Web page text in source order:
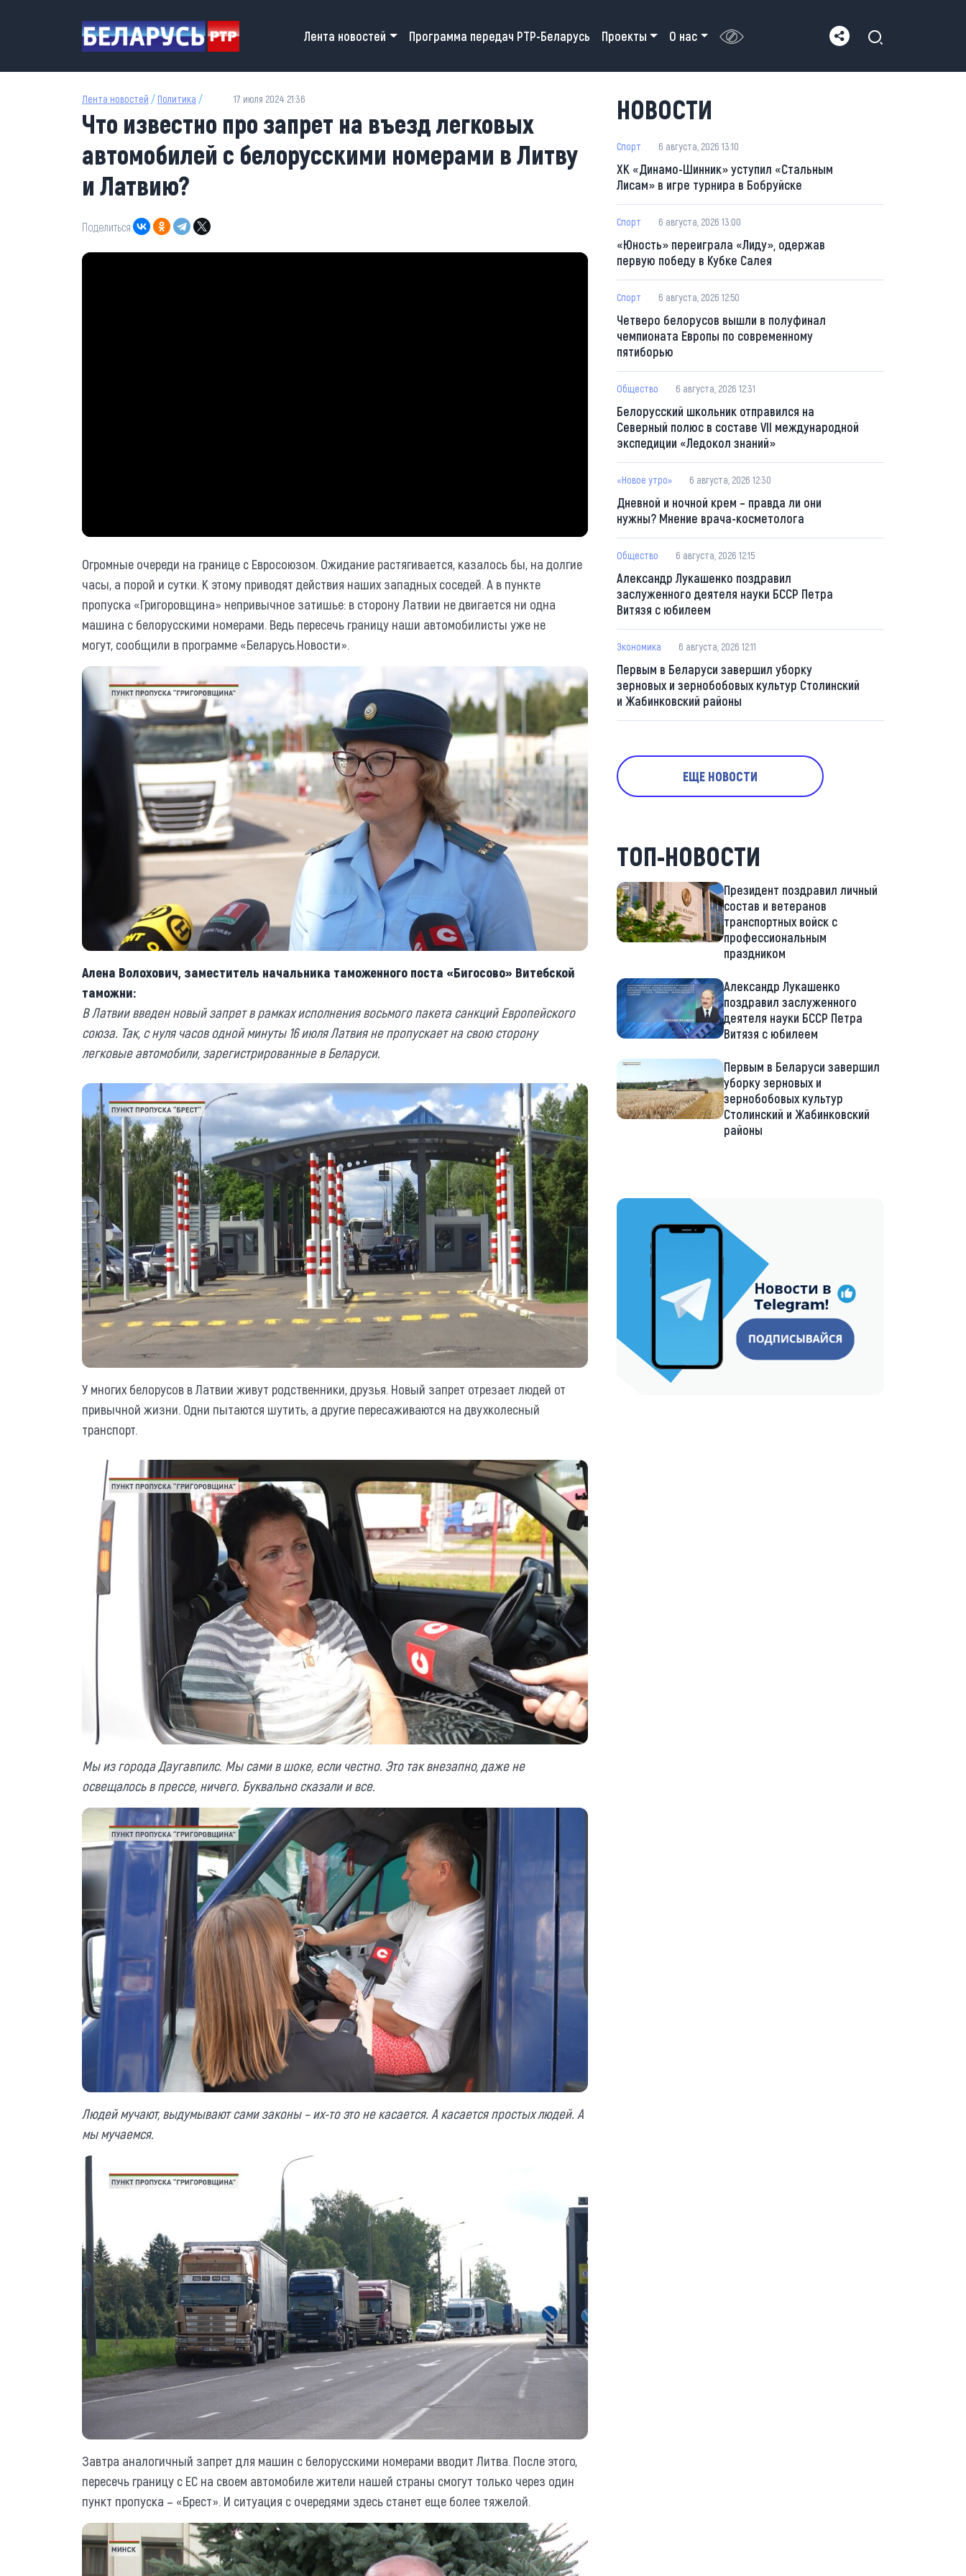
Main navigation
Лента новостей Программа передач РТР-Беларусь Проекты О нас
Лента новостей / Политика / 17 июля 2024 21:36
Что известно про запрет на въезд легковых
автомобилей с белорусскими номерами в Литву
и Латвию?
Поделиться:
Огромные очереди на границе с Евросоюзом. Ожидание растягивается, казалось бы, на долгие
часы, а порой и сутки. К этому приводят действия наших западных соседей. А в пункте
пропуска «Григоровщина» непривычное затишье: в сторону Латвии не двигается ни одна
машина с белорусскими номерами. Ведь пересечь границу наши автомобилисты уже не
могут, сообщили в программе «Беларусь.Новости».
Алена Волохович, заместитель начальника таможенного поста «Бигосово» ‎Витебской
таможни:
В Латвии введен новый запрет в рамках исполнения восьмого пакета санкций Европейского
союза. Так, с нуля часов одной минуты 16 июля Латвия не пропускает на свою сторону
легковые автомобили, зарегистрированные в Беларуси.
У многих белорусов в Латвии живут родственники, друзья. Новый запрет отрезает людей от
привычной жизни. Одни пытаются шутить, а другие пересаживаются на двухколесный
транспорт.
Мы из города Даугавпилс. Мы сами в шоке, если честно. Это так внезапно, даже не
освещалось в прессе, ничего. Буквально сказали и все.
Людей мучают, выдумывают сами законы – их-то это не касается. А касается простых людей. А
мы мучаемся.
Завтра аналогичный запрет для машин с белорусскими номерами вводит Литва. После этого,
пересечь границу с ЕС на своем автомобиле жители нашей страны смогут только через один
пункт пропуска – «Брест». И ситуация с очередями здесь станет еще более тяжелой.
НОВОСТИ
Спорт 6 августа, 2026 13:10
ХК «Динамо-Шинник» уступил «Стальным
Лисам» в игре турнира в Бобруйске
Спорт 6 августа, 2026 13:00
«Юность» переиграла «Лиду», одержав
первую победу в Кубке Салея
Спорт 6 августа, 2026 12:50
Четверо белорусов вышли в полуфинал
чемпионата Европы по современному
пятиборью
Общество 6 августа, 2026 12:31
Белорусский школьник отправился на
Северный полюс в составе VII международной
экспедиции «Ледокол знаний»
«Новое утро» 6 августа, 2026 12:30
Дневной и ночной крем – правда ли они
нужны? Мнение врача-косметолога
Общество 6 августа, 2026 12:15
Александр Лукашенко поздравил
заслуженного деятеля науки БССР Петра
Витязя с юбилеем
Экономика 6 августа, 2026 12:11
Первым в Беларуси завершил уборку
зерновых и зернобобовых культур Столинский
и Жабинковский районы
ЕЩЕ НОВОСТИ
ТОП-НОВОСТИ
Президент поздравил личный
состав и ветеранов
транспортных войск с
профессиональным
праздником
Александр Лукашенко
поздравил заслуженного
деятеля науки БССР Петра
Витязя с юбилеем
Первым в Беларуси завершил
уборку зерновых и
зернобобовых культур
Столинский и Жабинковский
районы
https://t.me/minskctvby